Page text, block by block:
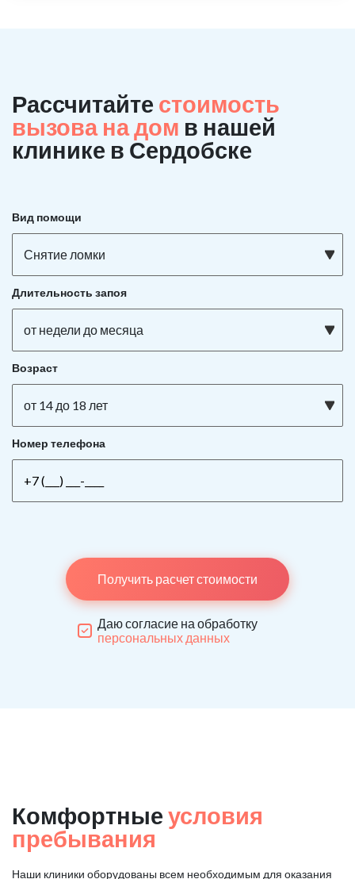
Рассчитайте стоимость
вызова на дом в нашей
клинике в Сердобске
Вид помощи
Снятие ломки
Длительность запоя
от недели до месяца
Возраст
от 14 до 18 лет
Номер телефона
Получить расчет стоимости
Даю согласие на обработку
персональных данных
Комфортные условия
пребывания
Наши клиники оборудованы всем необходимым для оказания